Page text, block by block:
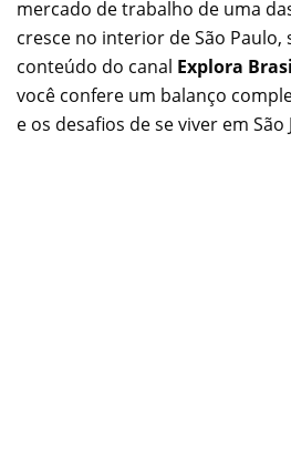
mercado de trabalho de uma
cresce no interior de São Paulo,
conteúdo do canal Explora
você confere um balanço
e os desafios de se viver em São